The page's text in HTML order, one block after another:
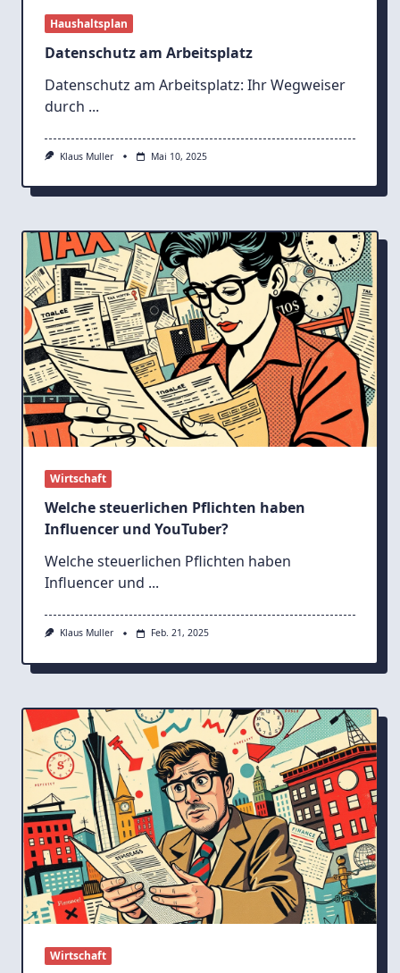
Haushaltsplan
Datenschutz am Arbeitsplatz
Datenschutz am Arbeitsplatz: Ihr Wegweiser
durch ...
Klaus Muller Mai 10, 2025
Wirtschaft
Welche steuerlichen Pflichten haben
Influencer und YouTuber?
Welche steuerlichen Pflichten haben
Influencer und ...
Klaus Muller Feb. 21, 2025
Wirtschaft